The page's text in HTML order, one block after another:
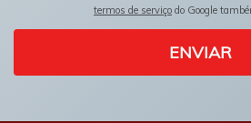
termos de serviço do Google
ENVIAR